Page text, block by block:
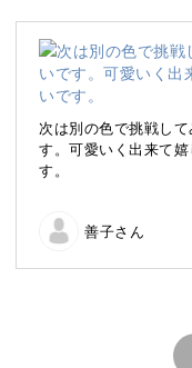
くような美しいドレ
おそろいでつけると
作る方法もご紹介しま
ドールとの時間がま
っしょに作っていき
次は別の色で挑戦し
す。可愛いく出来て
す。
善子さん